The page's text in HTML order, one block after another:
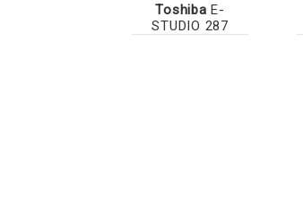
Toshiba E-
STUDIO 287